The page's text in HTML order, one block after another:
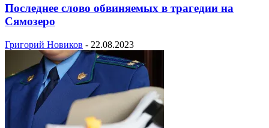
Последнее слово обвиняемых в трагедии на
Сямозеро
Григорий Новиков - 22.08.2023